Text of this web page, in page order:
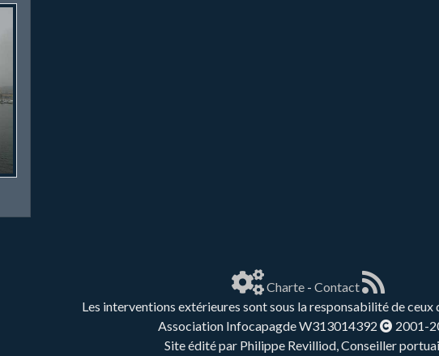
Charte- Contact
Les interventions extérieures sont sous la responsabilité de ceux
Association Infocapagde W313014392
2001-
Site édité par Philippe Revilliod, Conseiller